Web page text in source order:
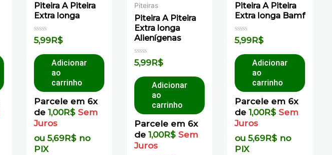
Piteira A Piteira
Extra longa
Avaliação
0
5
5,99R$
Adicionar
ao
carrinho
Parcele em 6x
de 1,00R$ Sem
Juros
ou 5,69R$ no
PIX
Piteiras
Piteira A Piteira
Extra longa
Alienígenas
Avaliação
0
5
5,99R$
Adicionar
ao
carrinho
Parcele em 6x
de 1,00R$ Sem
Juros
Piteira A Piteira
Extra longa Bamf
Avaliação
0
5
5,99R$
Adicionar
ao
carrinho
Parcele em 6x
de 1,00R$ Sem
Juros
ou 5,69R$ no
PIX